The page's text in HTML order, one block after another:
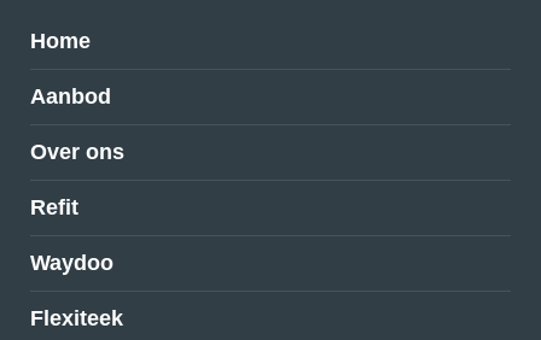
Home
Aanbod
Over ons
Refit
Waydoo
Flexiteek